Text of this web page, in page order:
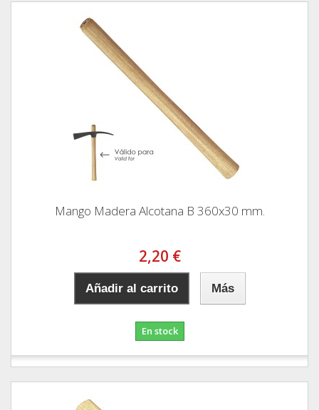
Mango Madera Alcotana B 360x30 mm.
2,20 €
Añadir al carrito Más
En stock